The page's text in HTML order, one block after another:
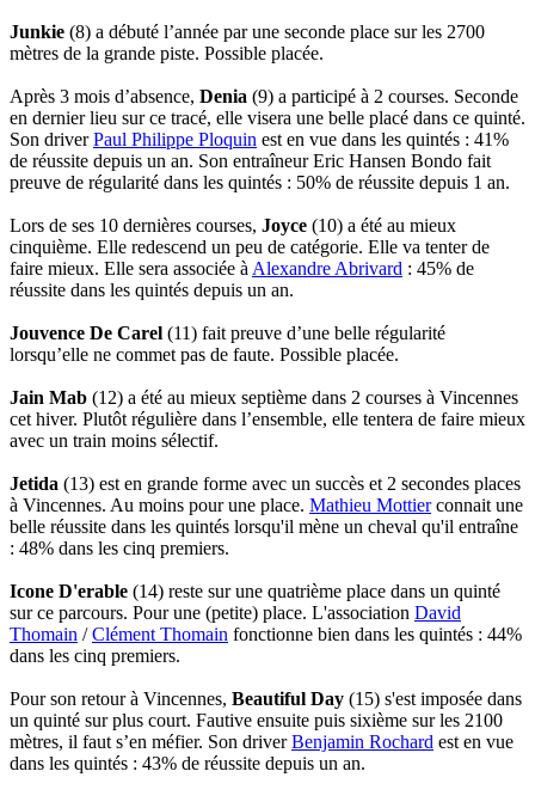
Junkie (8) a débuté l’année par une seconde place sur les 2700
mètres de la grande piste. Possible placée.
Après 3 mois d’absence, Denia (9) a participé à 2 courses. Seconde
en dernier lieu sur ce tracé, elle visera une belle placé dans ce quinté.
Son driverPaul Philippe Ploquin est en vue dans les quintés : 41%
de réussite depuis un an. Son entraîneur Eric Hansen Bondo fait
preuve de régularité dans les quintés : 50% de réussite depuis 1 an.
Lors de ses 10 dernières courses, Joyce (10) a été au mieux
cinquième. Elle redescend un peu de catégorie. Elle va tenter de
faire mieux. Elle sera associée à Alexandre Abrivard : 45% de
réussite dans les quintés depuis un an.
Jouvence De Carel (11) fait preuve d’une belle régularité
lorsqu’elle ne commet pas de faute. Possible placée.
Jain Mab (12) a été au mieux septième dans 2 courses à Vincennes
cet hiver. Plutôt régulière dans l’ensemble, elle tentera de faire mieux
avec un train moins sélectif.
Jetida (13) est en grande forme avec un succès et 2 secondes places
à Vincennes. Au moins pour une place. Mathieu Mottierconnait une
belle réussite dans les quintés lorsqu'il mène un cheval qu'il entraîne
: 48% dans les cinq premiers.
Icone D'erable (14) reste sur une quatrième place dans un quinté
sur ce parcours. Pour une (petite) place. L'association David
Thomain /Clément Thomain fonctionne bien dans les quintés : 44%
dans les cinq premiers.
Pour son retour à Vincennes, Beautiful Day (15) s'est imposée dans
un quinté sur plus court. Fautive ensuite puis sixième sur les 2100
mètres, il faut s’en méfier. Son driverBenjamin Rochard est en vue
dans les quintés : 43% de réussite depuis un an.